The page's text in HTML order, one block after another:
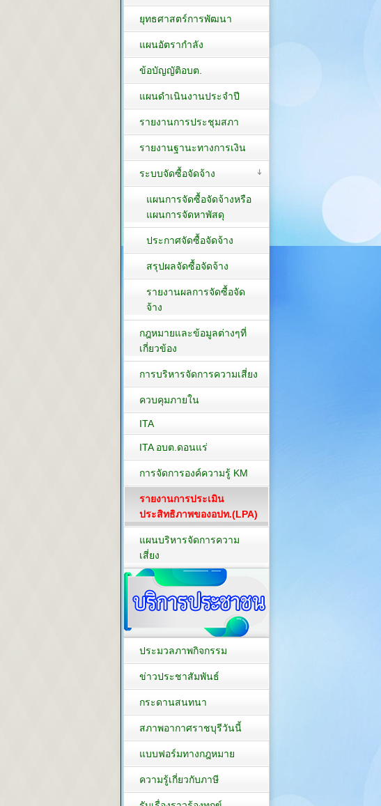
ยุทธศาสตร์การพัฒนา
แผนอัตรากำลัง
ข้อบัญญัติอบต.
แผนดำเนินงานประจำปี
รายงานการประชุมสภา
รายงานฐานะทางการเงิน
ระบบจัดซื้อจัดจ้าง
แผนการจัดซื้อจัดจ้างหรือ
แผนการจัดหาพัสดุ
ประกาศจัดซื้อจัดจ้าง
สรุปผลจัดซื้อจัดจ้าง
รายงานผลการจัดซื้อจัด
จ้าง
กฎหมายและข้อมูลต่างๆที่
เกี่ยวข้อง
การบริหารจัดการความเสี่ยง
ควบคุมภายใน
ITA
ITA อบต.ดอนแร่
การจัดการองค์ความรู้ KM
รายงานการประเมิน
ประสิทธิภาพของอปท.(LPA)
แผนบริหารจัดการความ
เสี่ยง
ประมวลภาพกิจกรรม
ข่าวประชาสัมพันธ์
กระดานสนทนา
สภาพอากาศราชบุรีวันนี้
แบบฟอร์มทางกฎหมาย
ความรู้เกี่ยวกับภาษี